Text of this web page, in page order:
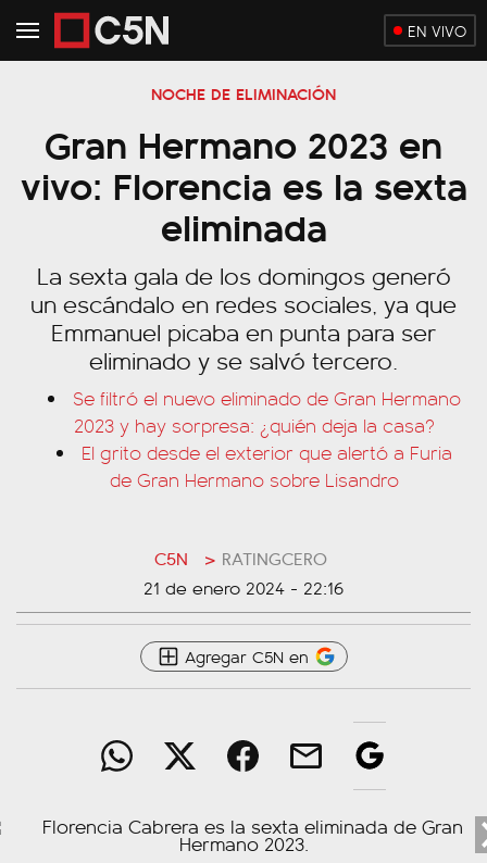
EN VIVO
NOCHE DE ELIMINACIÓN
Gran Hermano 2023 en
vivo: Florencia es la sexta
eliminada
La sexta gala de los domingos generó
un escándalo en redes sociales, ya que
Emmanuel picaba en punta para ser
eliminado y se salvó tercero.
Se filtró el nuevo eliminado de Gran Hermano
2023 y hay sorpresa: ¿quién deja la casa?
El grito desde el exterior que alertó a Furia
de Gran Hermano sobre Lisandro
C5N > RATINGCERO
21 de enero 2024 - 22:16
Agregar C5N en